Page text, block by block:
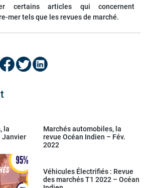
certains articles qui concernent
mer tels que les revues de marché.
la
Janvier
Marchés automobiles, la
revue Océan Indien – Fév.
2022
Véhicules Électrifiés : Revue
des marchés T1 2022 – Océan